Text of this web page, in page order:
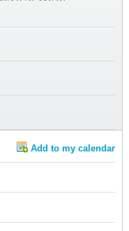
Add to my calendar